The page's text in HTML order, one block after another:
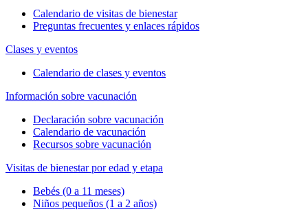
Calendario de visitas de bienestar
Preguntas frecuentes y enlaces rápidos
Clases y eventos
Calendario de clases y eventos
Información sobre vacunación
Declaración sobre vacunación
Calendario de vacunación
Recursos sobre vacunación
Visitas de bienestar por edad y etapa
Bebés (0 a 11 meses)
Niños pequeños (1 a 2 años)